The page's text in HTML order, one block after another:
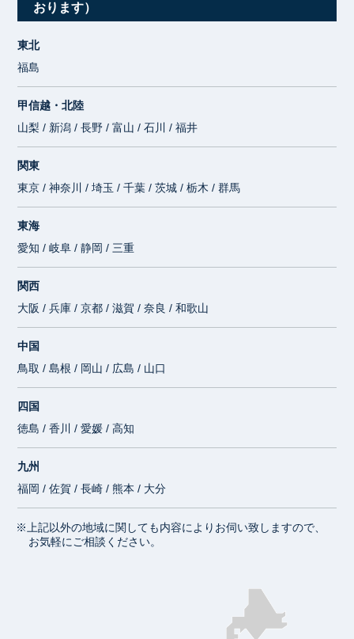
おります）
東北
福島
甲信越・北陸
山梨 / 新潟 / 長野 / 富山 / 石川 / 福井
関東
東京 / 神奈川 / 埼玉 / 千葉 / 茨城 / 栃木 / 群馬
東海
愛知 / 岐阜 / 静岡 / 三重
関西
大阪 / 兵庫 / 京都 / 滋賀 / 奈良 / 和歌山
中国
鳥取 / 島根 / 岡山 / 広島 / 山口
四国
徳島 / 香川 / 愛媛 / 高知
九州
福岡 / 佐賀 / 長崎 / 熊本 / 大分
※上記以外の地域に関しても内容によりお伺い致しますので、
お気軽にご相談ください。